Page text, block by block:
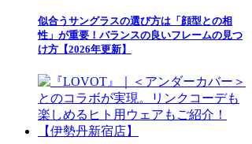
似合うサングラスの選び方は「顔型との相
性」が重要！バランスの良いフレームの見つ
け方【2026年更新】